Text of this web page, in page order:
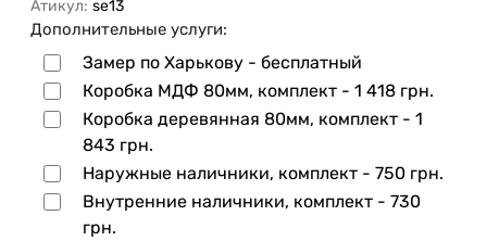
Атикул: se13
Дополнительные услуги:
Замер по Харькову - бесплатный
Коробка МДФ 80мм, комплект - 1 418 грн.
Коробка деревянная 80мм, комплект - 1
843 грн.
Наружные наличники, комплект - 750 грн.
Внутренние наличники, комплект - 730
грн.